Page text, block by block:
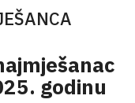
godinu